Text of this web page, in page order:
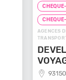
CHEQUE-
CHEQUE-
AGENCES DE
TRANSPORTS
VOYAGES
93150 Le